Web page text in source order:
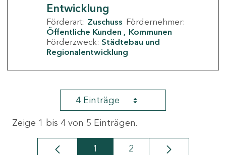
Entwicklung
Förderart: Zuschuss Fördernehmer:
Öffentliche Kunden
Kommunen
Förderzweck: Städtebau und
Regionalentwicklung
4 Einträge
Zeige 1 bis 4 von 5 Einträgen.
1 2